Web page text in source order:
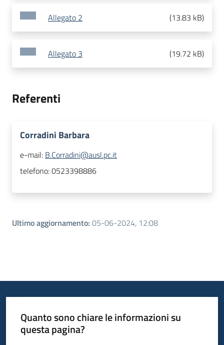
Allegato 2 (13.83 kB)
Allegato 3 (19.72 kB)
Referenti
Corradini Barbara
e-mail: B.Corradini@ausl.pc.it
telefono:0523398886
Ultimo aggiornamento: 05-06-2024, 12:08
Quanto sono chiare le informazioni su
questa pagina?